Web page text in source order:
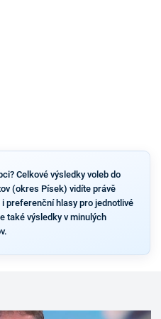
Celkové výsledky voleb do
(okres Písek) vidíte právě
preferenční hlasy pro jednotlivé
také výsledky v minulých